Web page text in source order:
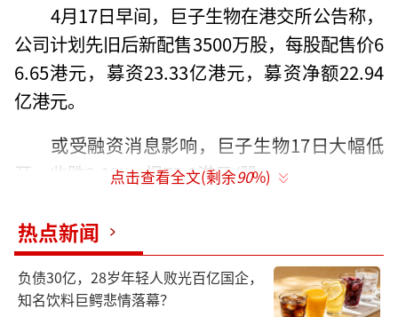
4月17日早间，巨子生物在港交所公告称，
公司计划先旧后新配售3500万股，每股配售价6
6.65港元，募资23.33亿港元，募资净额22.94
亿港元。
或受融资消息影响，巨子生物17日大幅低
开，收跌2.1%，报72.1港元/股。
值得一提的是，这已是巨子生物上市以来
的第二次融资，公司两次融资总金额已接近40
亿港元。而巨子生物2024年刚“赚了”20亿，
账上还躺着40亿现金，似乎并不“缺钱”。
点击查看全文(剩余90%)
热点新闻
负债30亿，28岁年轻人败光百亿国企，
知名饮料巨鳄悲情落幕？